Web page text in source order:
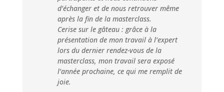
d’échanger et de nous retrouver même
après la fin de la masterclass.
Cerise sur le gâteau : grâce à la
présentation de mon travail à l’expert
lors du dernier rendez-vous de la
masterclass, mon travail sera exposé
l’année prochaine, ce qui me remplit de
joie.